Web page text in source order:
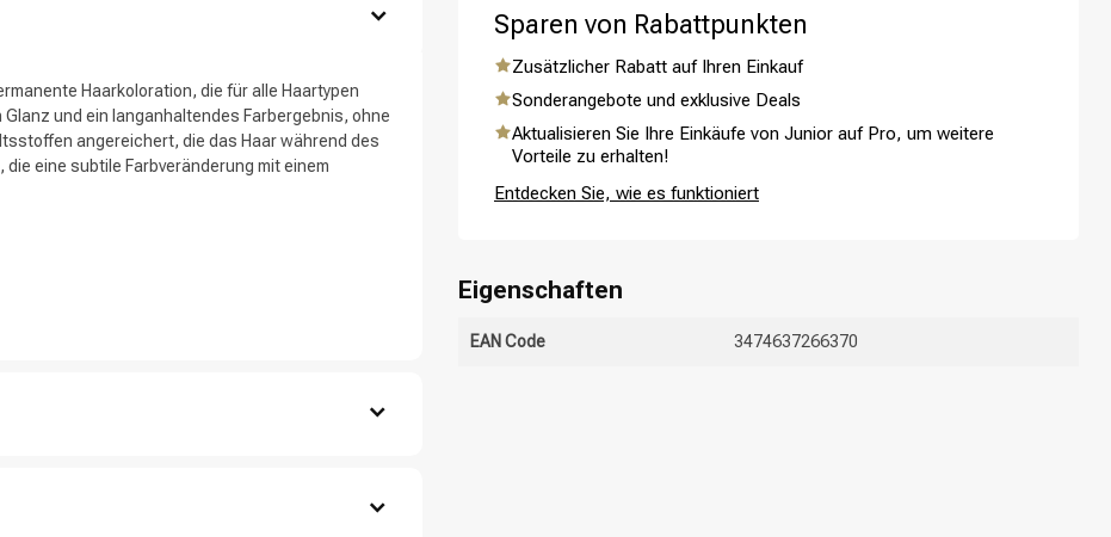
suchst du?
Stylingprodukte
Haarkoloration, die für alle Haartypen
und ein langanhaltendes Farbergebnis, ohne
angereichert, die das Haar während des
eine subtile Farbveränderung mit einem
mit einem Pinsel oder einer Flasche auf.
Sparen von Rabattpunkten
Zusätzlicher Rabatt auf Ihren Einkauf
Sonderangebote und exklusive Deals
Aktualisieren Sie Ihre Einkäufe von Junior auf Pro, um weitere
Vorteile zu erhalten!
Entdecken Sie, wie es funktioniert
Eigenschaften
EAN Code 3474637266370